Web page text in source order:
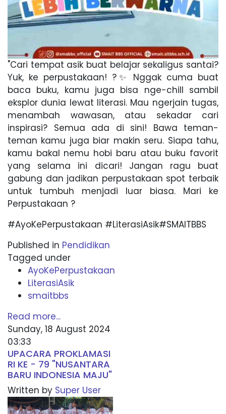
"Cari tempat asik buat belajar sekaligus santai?
Yuk, ke perpustakaan! ?✨ Nggak cuma buat
baca buku, kamu juga bisa nge-chill sambil
eksplor dunia lewat literasi. Mau ngerjain tugas,
menambah wawasan, atau sekadar cari
inspirasi? Semua ada di sini! Bawa teman-
teman kamu juga biar makin seru. Siapa tahu,
kamu bakal nemu hobi baru atau buku favorit
yang selama ini dicari! Jangan ragu buat
gabung dan jadikan perpustakaan spot terbaik
untuk tumbuh menjadi luar biasa. Mari ke
Perpustakaan ?
#AyoKePerpustakaan #LiterasiAsik#SMAITBBS
Published in Pendidikan
Tagged under
AyoKePerpustakaan
LiterasiAsik
smaitbbs
Read more...
Sunday, 18 August 2024
03:33
UPACARA PROKLAMASI
RI KE - 79 "NUSANTARA
BARU INDONESIA MAJU"
Written by Super User